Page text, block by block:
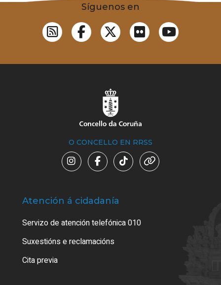
Síguenos en
O CONCELLO EN RRSS
Atención á cidadanía
Servizo de atención telefónica 010
Suxestións e reclamacións
Cita previa